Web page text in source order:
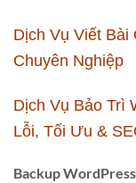
Dịch Vụ Viết Bài
Chuyên Nghiệp
Dịch Vụ Bảo Trì
Lỗi, Tối Ưu &
Backup